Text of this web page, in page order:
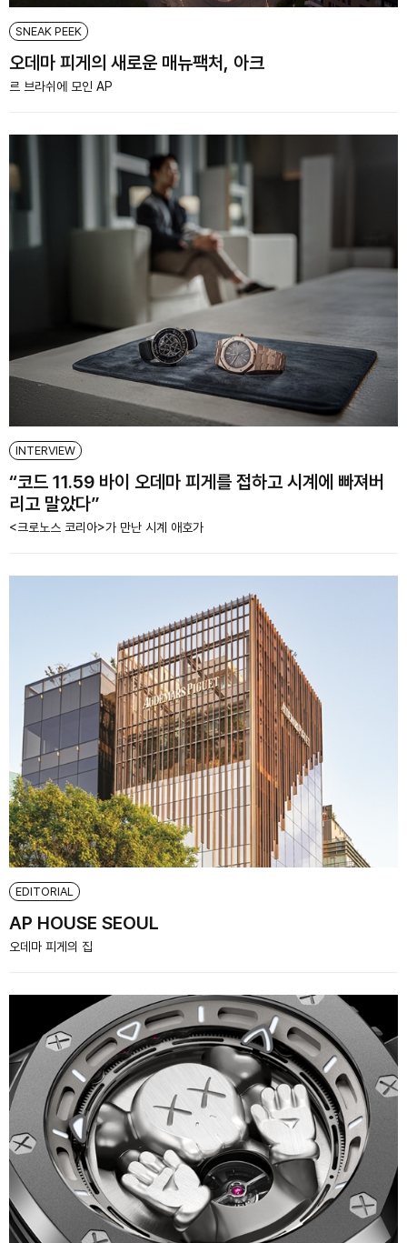
SNEAK PEEK
오데마 피게의 새로운 매뉴팩처, 아크
르 브라쉬에 모인 AP
INTERVIEW
“코드 11.59 바이 오데마 피게를 접하고 시계에 빠져버
리고 말았다”
<크로노스 코리아>가 만난 시계 애호가
EDITORIAL
AP HOUSE SEOUL
오데마 피게의 집